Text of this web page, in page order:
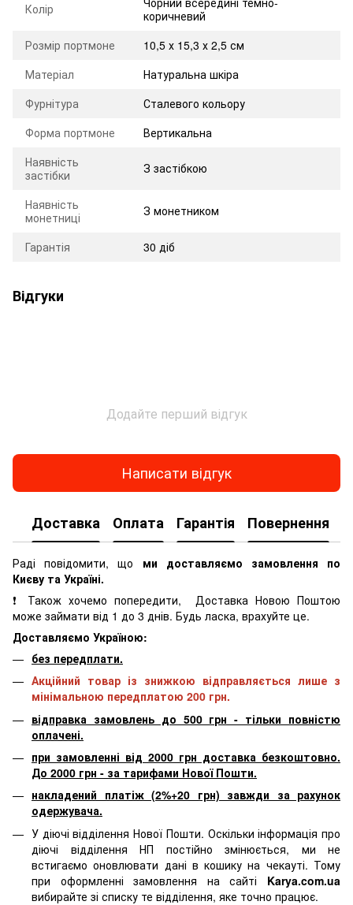
Колір
коричневий
Розмір портмоне
10,5 х 15,3 х 2,5 см
Матеріал
Натуральна шкіра
Фурнітура
Сталевого кольору
Форма портмоне
Вертикальна
Наявність
застібки
З застібкою
Наявність
монетниці
З монетником
Гарантія 30 діб
Відгуки
Додайте перший відгук
Написати відгук
Доставка Оплата Гарантія Повернення
Раді повідомити, що ми доставляємо замовлення по
Києву та Україні.
❗ Також хочемо попередити, Доставка Новою Поштою
може займати від 1 до 3 днів. Будь ласка, врахуйте це.
Доставляємо Україною:
без передплати.
Акційний товар із знижкою відправляється лише з
мінімальною передплатою 200 грн.
відправка замовлень до 500 грн - тільки повністю
оплачені.
при замовленні від 2000 грн доставка безкоштовно.
До 2000 грн - за тарифами Нової Пошти.
накладений платіж (2%+20 грн) завжди за рахунок
одержувача.
У діючі відділення Нової Пошти. Оскільки інформація про
діючі відділення НП постійно змінюється, ми не
встигаємо оновлювати дані в кошику на чекауті. Тому
при оформленні замовлення на сайті Karya.com.ua
вибирайте зі списку те відділення, яке точно працює.